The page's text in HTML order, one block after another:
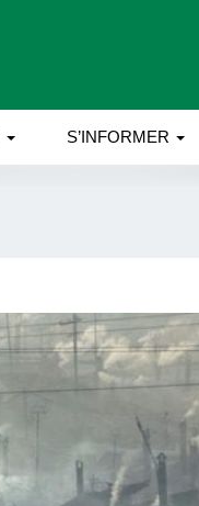
S’INFORMER